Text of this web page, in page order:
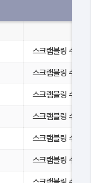
스크램블링 수
스크램블링 수
스크램블링 수
스크램블링 수
스크램블링 수
스크램블링 수